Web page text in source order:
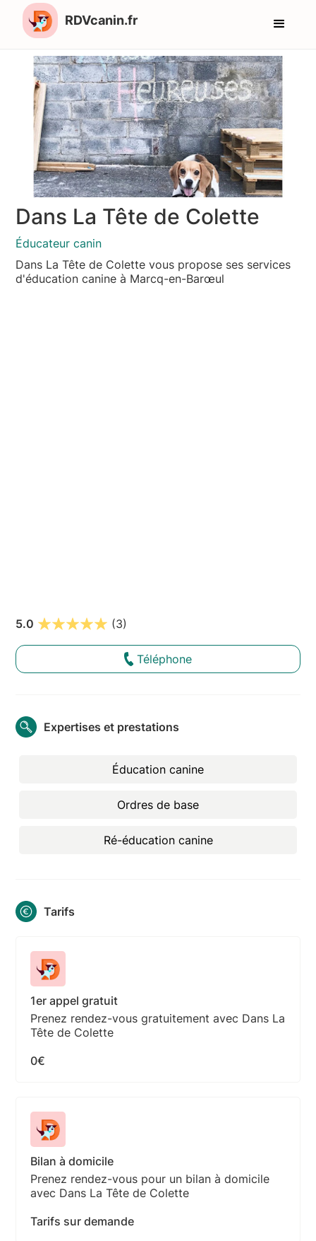
RDVcanin.fr
Dans La Tête de Colette
Éducateur canin
Dans La Tête de Colette vous propose ses services
d'éducation canine à Marcq-en-Barœul
5.0 (3)
Téléphone
Expertises et prestations
Éducation canine
Ordres de base
Ré-éducation canine
Tarifs
1er appel gratuit
Prenez rendez-vous gratuitement avec Dans La
Tête de Colette
0€
Bilan à domicile
Prenez rendez-vous pour un bilan à domicile
avec Dans La Tête de Colette
Tarifs sur demande